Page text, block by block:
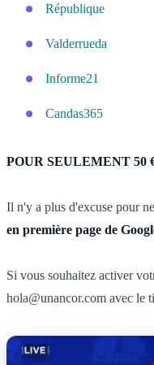
République
Valderrueda
Informe21
Candas365
POUR SEULEMENT 50
Il n'y a plus d'excuse pour
en première page de
Si vous souhaitez activer
hola@unancor.com avec le